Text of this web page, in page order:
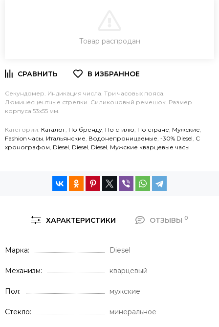
ЗАКАЗ В ОДИН КЛИК
Товар распродан
Секундомер. Индикация числа. Три часовых пояса.
Люминесцентные стрелки. Силиконовый ремешок. Размер
корпуса 53х55 мм.
Категории: Каталог По бренду По стилю По стране Мужские
Fashion часы Итальянские Водонепроницаемые -30% Diesel C
хронографом Diesel Diesel Diesel Мужские кварцевые часы
ХАРАКТЕРИСТИКИ ОТЗЫВЫ 0
Марка Diesel
Механизм кварцевый
Пол мужские
Стекло минеральное